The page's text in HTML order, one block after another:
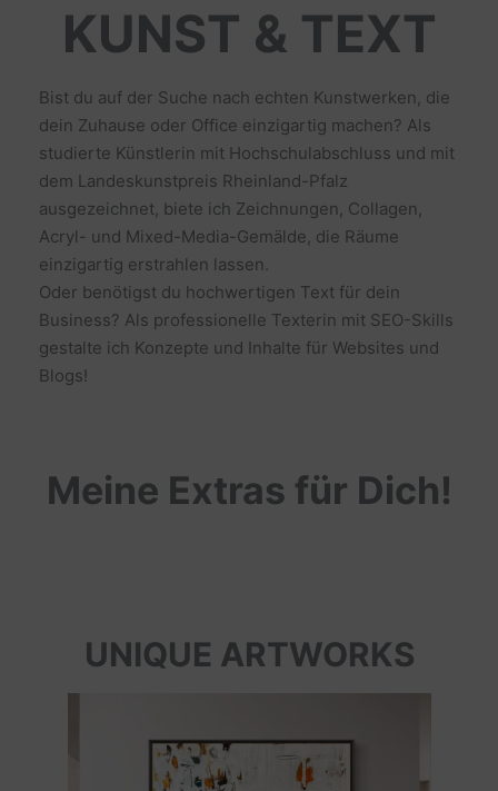
KUNST & TEXT
Bist du auf der Suche nach echten Kunstwerken, die
dein Zuhause oder Office einzigartig machen? Als
studierte Künstlerin mit Hochschulabschluss und mit
dem Landeskunstpreis Rheinland-Pfalz
ausgezeichnet, biete ich Zeichnungen, Collagen,
Acryl- und Mixed-Media-Gemälde, die Räume
einzigartig erstrahlen lassen.
Oder benötigst du hochwertigen Text für dein
Business? Als professionelle Texterin mit SEO-Skills
gestalte ich Konzepte und Inhalte für Websites und
Blogs!
Meine Extras für Dich!
UNIQUE ARTWORKS